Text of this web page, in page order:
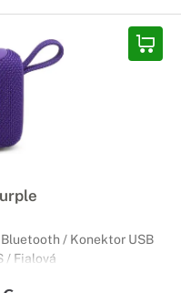
/ Konektor USB
/ Fialová